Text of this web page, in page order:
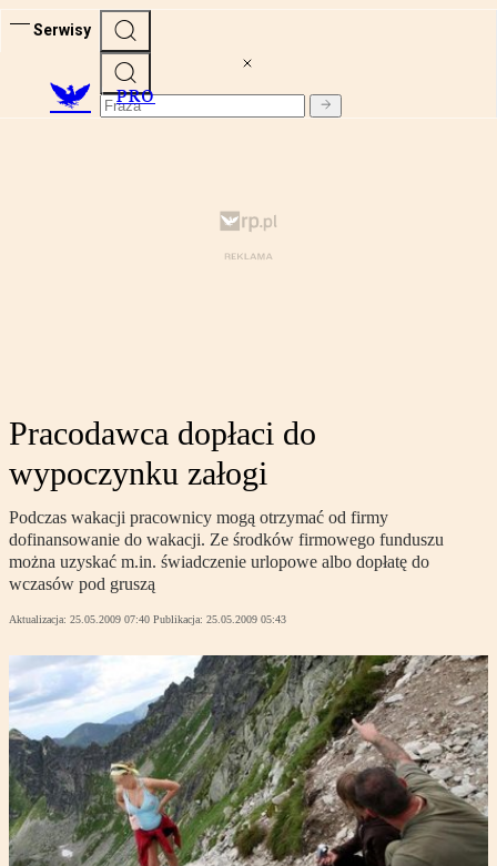
Serwisy
PRO
Pracodawca dopłaci do
wypoczynku załogi
Podczas wakacji pracownicy mogą otrzymać od firmy
dofinansowanie do wakacji. Ze środków firmowego funduszu
można uzyskać m.in. świadczenie urlopowe albo dopłatę do
wczasów pod gruszą
Aktualizacja: 25.05.2009 07:40 Publikacja: 25.05.2009 05:43